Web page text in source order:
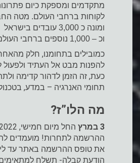
מתקדמים ומספקת כיום פתרונות
לקוחות ברחבי העולם. מטה
ומונה כ 3,000 עובדים בישראל
וכ – 1,000 נוספים ברחבי העולם.
כמובילים בתחומנו, חלק
להפנות מבט אל העתיד ולפעול
כעת, זה הזמן לדהור קדימה
תחומי האנרגיה – במדע,
מה הלו”ז?
3 במרץ
ההרשמה לתחרות! מועמדים
הודעת קבלה- תשלח